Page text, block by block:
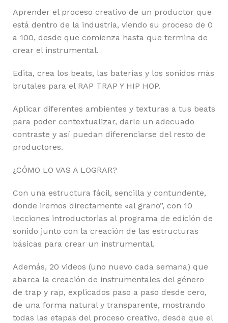
Aprender el proceso creativo de un productor que
está dentro de la industria, viendo su proceso de 0
a 100, desde que comienza hasta que termina de
crear el instrumental.
Edita, crea los beats, las baterías y los sonidos más
brutales para el RAP TRAP Y HIP HOP.
Aplicar diferentes ambientes y texturas a tus beats
para poder contextualizar, darle un adecuado
contraste y así puedan diferenciarse del resto de
productores.
¿CÓMO LO VAS A LOGRAR?
Con una estructura fácil, sencilla y contundente,
donde iremos directamente «al grano”, con 10
lecciones introductorias al programa de edición de
sonido junto con la creación de las estructuras
básicas para crear un instrumental.
Además, 20 videos (uno nuevo cada semana) que
abarca la creación de instrumentales del género
de trap y rap, explicados paso a paso desde cero,
de una forma natural y transparente, mostrando
todas las etapas del proceso creativo, desde que el